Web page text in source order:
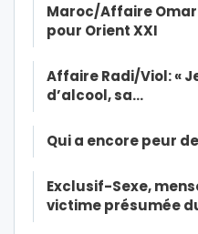
Maroc/Affaire
pour Orient XXI
Affaire Radi/Viol: «
d’alcool, sa…
Qui a encore peur
Exclusif-Sexe,
victime présumée